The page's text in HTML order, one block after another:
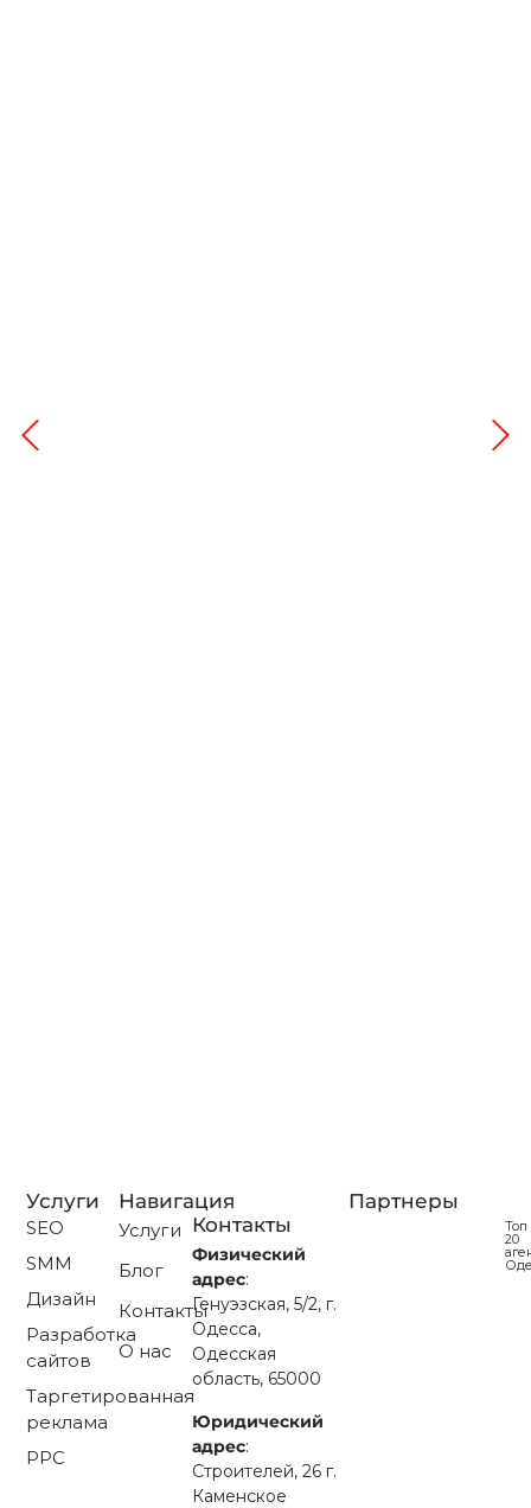
Партнеры
Топ
20
Навигация
Услуги
Блог
Контакты
О нас
Услуги
SEO
SMM
Дизайн
Разработка
сайтов
Таргетированная
реклама
PPC
Контакты
Физический
адрес:
Генуэзская, 5/2, г.
Одесса,
Одесская
область, 65000
Юридический
адрес:
Строителей, 26 г.
Каменское